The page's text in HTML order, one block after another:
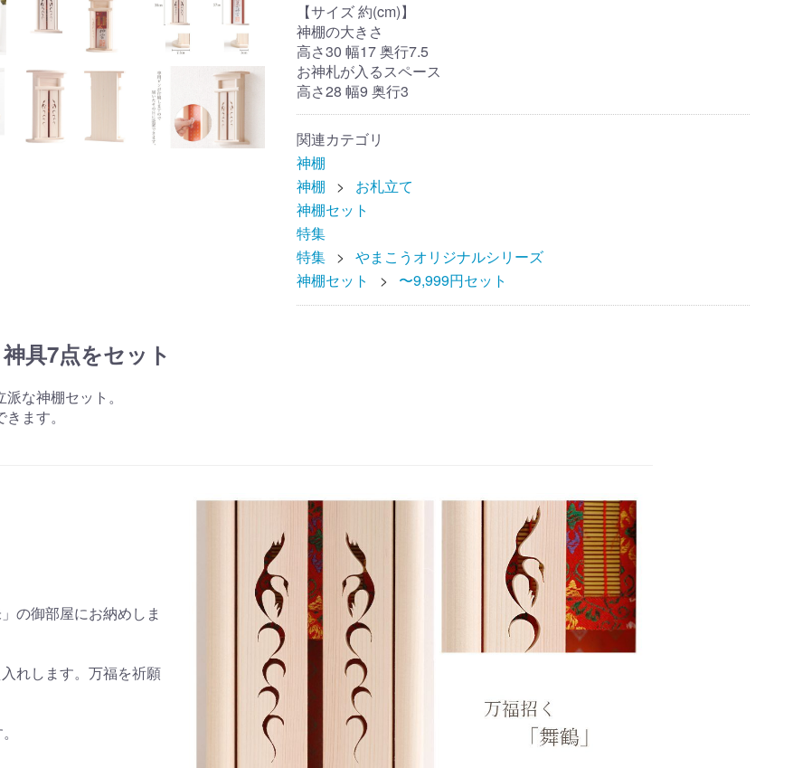
【サイズ 約(cm)】
神棚の大きさ
高さ30 幅17 奥行7.5
お神札が入るスペース
高さ28 幅9 奥行3
関連カテゴリ
神棚
神棚
お札立て
神棚セット
特集
特集
やまこうオリジナルシリーズ
神棚セット
〜9,999円セット
具7点をセット
な神棚セット。
ます。
の御部屋にお納めしま
れします。万福を祈願